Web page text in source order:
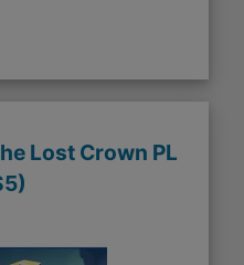
Lost Crown PL